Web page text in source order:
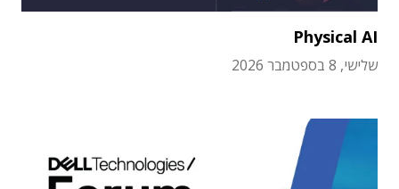
Physical AI
שלישי, 8 בספטמבר 2026